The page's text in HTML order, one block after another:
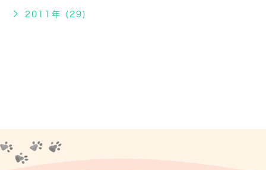
2011年 (29)